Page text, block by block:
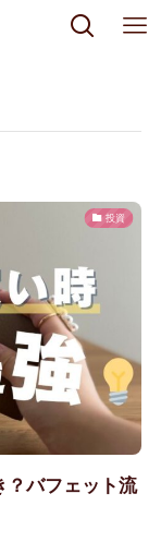
投資
？バフェット流